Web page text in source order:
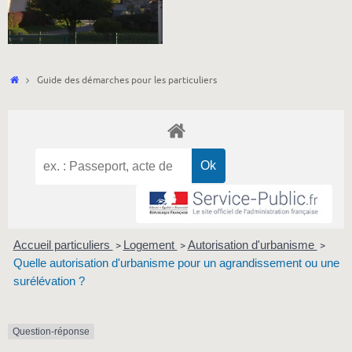
Accueil
Guide des démarches pour les particuliers
Accueil particuliers > Logement > Autorisation d'urbanisme >
Quelle autorisation d'urbanisme pour un agrandissement ou une
surélévation ?
Question-réponse